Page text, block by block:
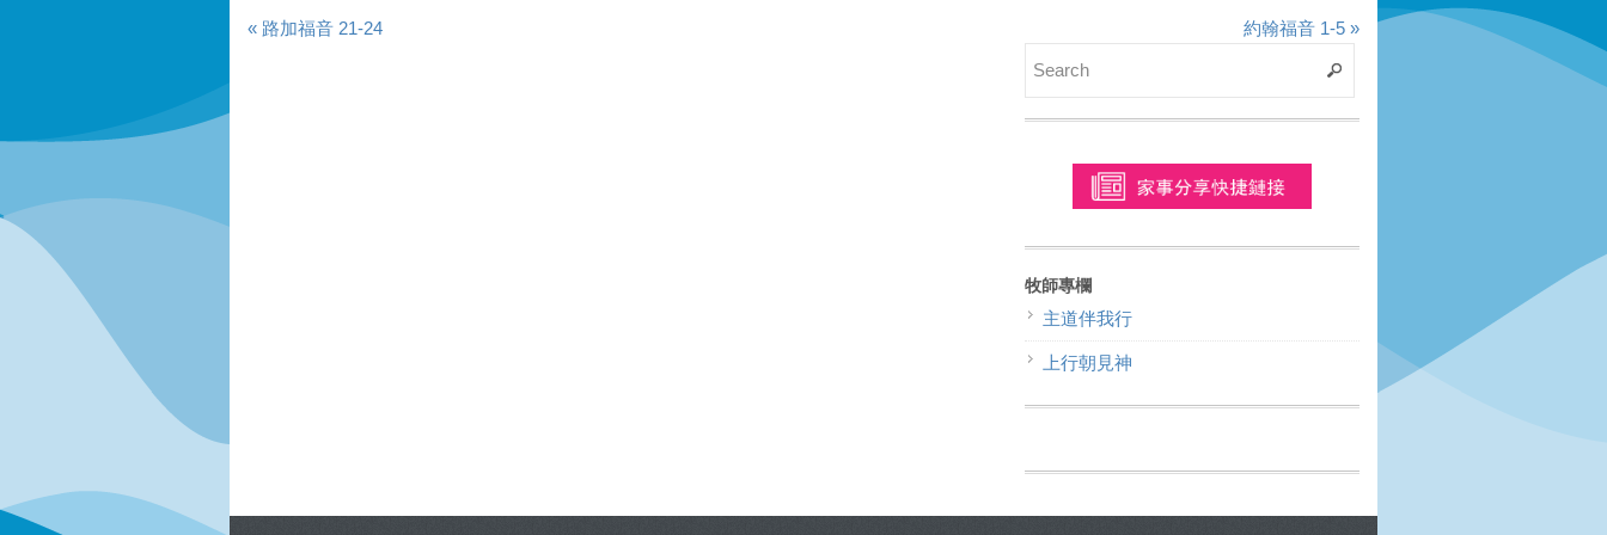
« 路加福音 21-24 約翰福音 1-5 »
牧師專欄
主道伴我行
上行朝見神